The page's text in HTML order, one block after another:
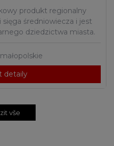
produkt regionalny
średniowiecza i jest
dziedzictwa miasta.
małopolskie
detaily
vše